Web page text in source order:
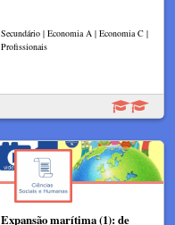
Secundário | Economia A | Economia C |
Profissionais
Expansão marítima (1): de